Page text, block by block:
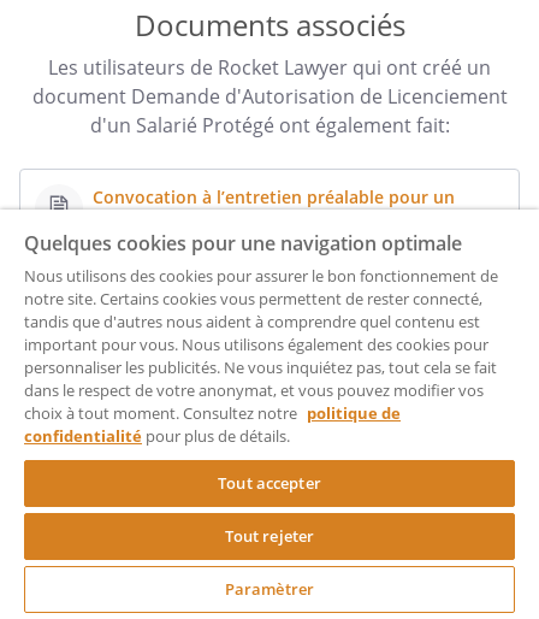
Documents associés
Les utilisateurs de Rocket Lawyer qui ont créé un
document Demande d'Autorisation de Licenciement
d'un Salarié Protégé ont également fait:
Convocation à l’entretien préalable pour un
Suivez cette première étape avant de licencier pour raison
disciplinaire
Solde de tout compte
Créez le reçu de solde de tout compte de votre salarié
Certificat de Travail
Rédigez un certificat de travail à remettre à votre salarié à
l'issue de son contrat
Solde de tout compte : procédure et calcul
Quelques cookies pour une navigation optimale
Nous utilisons des cookies pour assurer le bon fonctionnement de
notre site. Certains cookies vous permettent de rester connecté,
tandis que d'autres nous aident à comprendre quel contenu est
important pour vous. Nous utilisons également des cookies pour
personnaliser les publicités. Ne vous inquiétez pas, tout cela se fait
dans le respect de votre anonymat, et vous pouvez modifier vos
choix à tout moment. Consultez notre politique de
confidentialité pour plus de détails.
Tout accepter
Tout rejeter
Paramètrer